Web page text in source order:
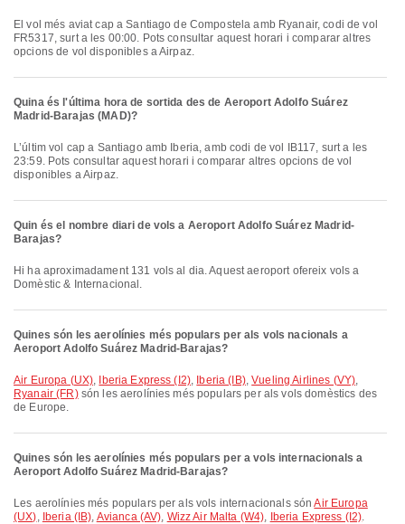
El vol més aviat cap a Santiago de Compostela amb Ryanair, codi de vol
FR5317, surt a les 00:00. Pots consultar aquest horari i comparar altres
opcions de vol disponibles a Airpaz.
Quina és l'última hora de sortida des de Aeroport Adolfo Suárez
Madrid-Barajas (MAD)?
L’últim vol cap a Santiago amb Iberia, amb codi de vol IB117, surt a les
23:59. Pots consultar aquest horari i comparar altres opcions de vol
disponibles a Airpaz.
Quin és el nombre diari de vols a Aeroport Adolfo Suárez Madrid-
Barajas?
Hi ha aproximadament 131 vols al dia. Aquest aeroport ofereix vols a
Domèstic & Internacional.
Quines són les aerolínies més populars per als vols nacionals a
Aeroport Adolfo Suárez Madrid-Barajas?
Air Europa (UX), Iberia Express (I2), Iberia (IB),Vueling Airlines (VY),
Ryanair (FR)són les aerolínies més populars per als vols domèstics des
de Europe.
Quines són les aerolínies més populars per a vols internacionals a
Aeroport Adolfo Suárez Madrid-Barajas?
Les aerolínies més populars per als vols internacionals sónAir Europa
(UX), Iberia (IB), Avianca (AV), Wizz Air Malta (W4), Iberia Express (I2).